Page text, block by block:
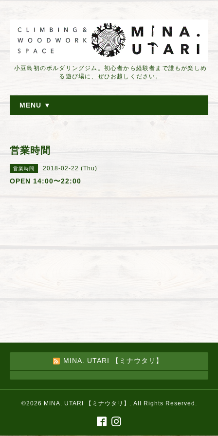
小豆島初のボルダリングジム。初心者から経験者まで誰もが楽しめ
る遊び場に、ぜひお越しください。
MENU ▼
営業時間
営業時間 2018-02-22 (Thu)
OPEN 14:00〜22:00
MINA. UTARI 【ミナウタリ】
©2026 MINA. UTARI 【ミナウタリ】 . All Rights Reserved.